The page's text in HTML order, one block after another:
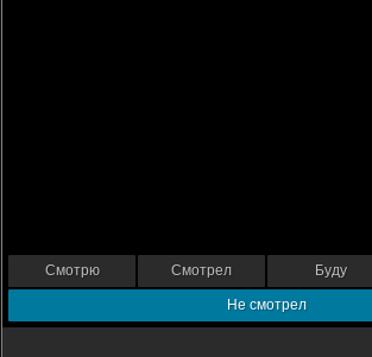
Смотрю Смотрел Буду
Не смотрел